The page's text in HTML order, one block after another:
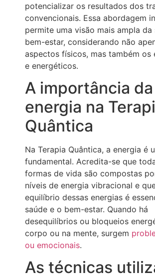
potencializar os resultados dos
convencionais. Essa abordagem
permite uma visão mais ampla da
bem-estar, considerando não
aspectos físicos, mas também os
e energéticos.
A importância da
energia na
Quântica
Na Terapia Quântica, a energia é
fundamental. Acredita-se que
formas de vida são compostas
níveis de energia vibracional e
equilíbrio dessas energias é
saúde e o bem-estar. Quando há
desequilíbrios ou bloqueios
corpo ou na mente, surgem
ou emocionais.
As técnicas